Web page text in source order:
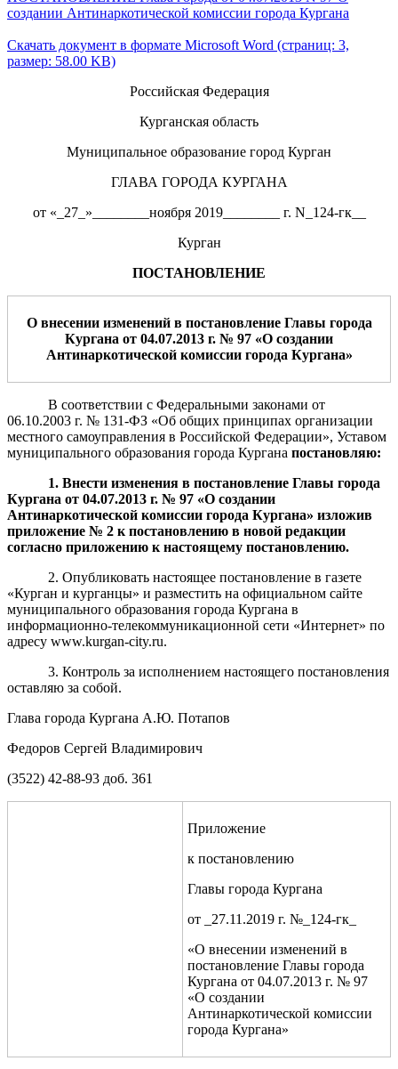
создании Антинаркотической комиссии города Кургана
Скачать документ в формате Microsoft Word (страниц: 3,
размер: 58.00 KB)
Российская Федерация
Курганская область
Муниципальное образование город Курган
ГЛАВА ГОРОДА КУРГАНА
от «_27_»________ноября 2019________ г. N_124-гк__
Курган
ПОСТАНОВЛЕНИЕ
О внесении изменений в постановление Главы города
Кургана от 04.07.2013 г. № 97 «О создании
Антинаркотической комиссии города Кургана»
В соответствии с Федеральными законами от
06.10.2003 г. № 131-ФЗ «Об общих принципах организации
местного самоуправления в Российской Федерации», Уставом
муниципального образования города Кургана постановляю:
1. Внести измененияв постановление Главы города
Кургана от 04.07.2013 г. № 97 «О создании
Антинаркотической комиссии города Кургана» изложив
приложение № 2 к постановлению в новой редакции
согласно приложению к настоящему постановлению.
2. Опубликовать настоящее постановление в газете
«Курган и курганцы» и разместить на официальном сайте
муниципального образования города Кургана в
информационно-телекоммуникационной сети «Интернет» по
адресу www.kurgan-city.ru.
3. Контроль за исполнением настоящего постановления
оставляю за собой.
Глава города Кургана А.Ю. Потапов
Федоров Сергей Владимирович
(3522) 42-88-93 доб. 361
Приложение
к постановлению
Главы города Кургана
от _27.11.2019 г. №_124-гк_
«О внесении изменений в
постановление Главы города
Кургана от 04.07.2013 г. № 97
«О создании
Антинаркотической комиссии
города Кургана»